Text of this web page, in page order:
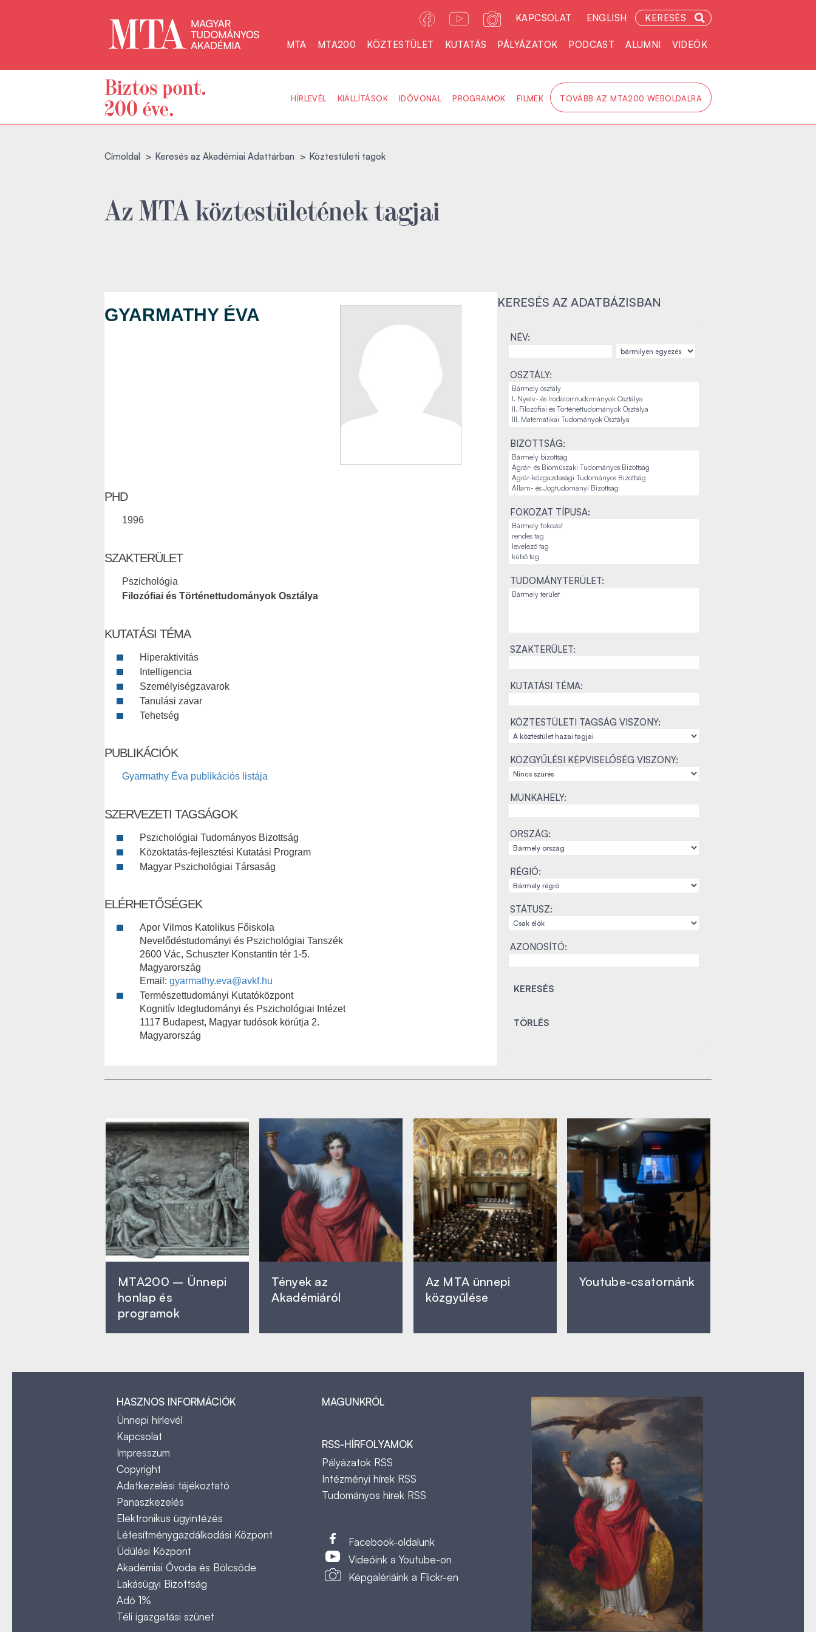
KAPCSOLAT ENGLISH KERESÉS
MTA MTA200 KÖZTESTÜLET KUTATÁS PÁLYÁZATOK PODCAST ALUMNI VIDEÓK
HÍRLEVÉL KIÁLLÍTÁSOK IDŐVONAL PROGRAMOK FILMEK TOVÁBB AZ MTA200 WEBOLDALRA
Címoldal Keresés az Akadémiai Adattárban Köztestületi tagok
Az MTA köztestületének tagjai
GYARMATHY ÉVA
PHD
1996
SZAKTERÜLET
Pszichológia
Filozófiai és Történettudományok Osztálya
KUTATÁSI TÉMA
Hiperaktivitás
Intelligencia
Személyiségzavarok
Tanulási zavar
Tehetség
PUBLIKÁCIÓK
Gyarmathy Éva publikációs listája
SZERVEZETI TAGSÁGOK
Pszichológiai Tudományos Bizottság
Közoktatás-fejlesztési Kutatási Program
Magyar Pszichológiai Társaság
ELÉRHETŐSÉGEK
Apor Vilmos Katolikus Főiskola
Nevelődéstudományi és Pszichológiai Tanszék
2600 Vác, Schuszter Konstantin tér 1-5.
Magyarország
Email: gyarmathy.eva@avkf.hu
Természettudományi Kutatóközpont
Kognitív Idegtudományi és Pszichológiai Intézet
1117 Budapest, Magyar tudósok körútja 2.
Magyarország
KERESÉS AZ ADATBÁZISBAN
NÉV:
OSZTÁLY:
BIZOTTSÁG:
FOKOZAT TÍPUSA:
TUDOMÁNYTERÜLET:
SZAKTERÜLET:
KUTATÁSI TÉMA:
KÖZTESTÜLETI TAGSÁG VISZONY:
KÖZGYŰLÉSI KÉPVISELŐSÉG VISZONY:
MUNKAHELY:
ORSZÁG:
RÉGIÓ:
STÁTUSZ:
AZONOSÍTÓ:
MTA200 – Ünnepi
honlap és
programok
Tények az
Akadémiáról
Az MTA ünnepi
közgyűlése
Youtube-csatornánk
HASZNOS INFORMÁCIÓK
Ünnepi hírlevél
Kapcsolat
Impresszum
Copyright
Adatkezelési tájékoztató
Panaszkezelés
Elektronikus ügyintézés
Létesítménygazdálkodási Központ
Üdülési Központ
Akadémiai Óvoda és Bölcsőde
Lakásügyi Bizottság
Adó 1%
Téli igazgatási szünet
MAGUNKRÓL
RSS-HÍRFOLYAMOK
Pályázatok RSS
Intézményi hírek RSS
Tudományos hírek RSS
Facebook-oldalunk
Videóink a Youtube-on
Képgalériáink a Flickr-en